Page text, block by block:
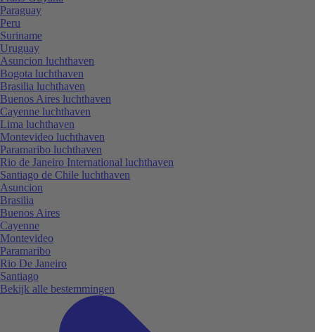
Paraguay
Peru
Suriname
Uruguay
Asuncion luchthaven
Bogota luchthaven
Brasilia luchthaven
Buenos Aires luchthaven
Cayenne luchthaven
Lima luchthaven
Montevideo luchthaven
Paramaribo luchthaven
Rio de Janeiro International luchthaven
Santiago de Chile luchthaven
Asuncion
Brasilia
Buenos Aires
Cayenne
Montevideo
Paramaribo
Rio De Janeiro
Santiago
Bekijk alle bestemmingen